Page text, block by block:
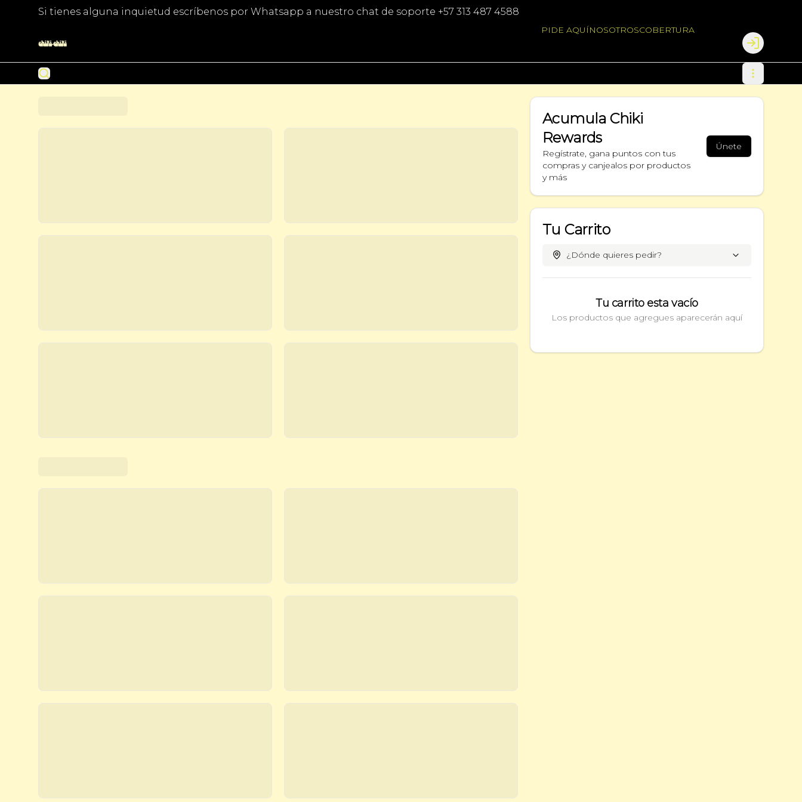
Si tienes alguna inquietud escríbenos por Whatsapp a nuestro chat de soporte +57 313 487 4588
PIDE AQUÍNOSOTROSCOBERTURA
Login
Acumula Chiki
Rewards
Regístrate, gana puntos con tus
compras y canjealos por productos
y más
Únete
Tu Carrito
¿Dónde quieres pedir?
Tu carrito esta vacío
Los productos que agregues aparecerán aquí